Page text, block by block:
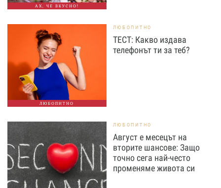
АХ, ЧЕ ВКУСНО!
ЛЮБОПИТНО
ЛЮБОПИТНО
ТЕСТ: Какво издава
телефонът ти за теб?
ЛЮБОПИТНО
Август е месецът на
вторите шансове: Защо
точно сега най-често
променяме живота си